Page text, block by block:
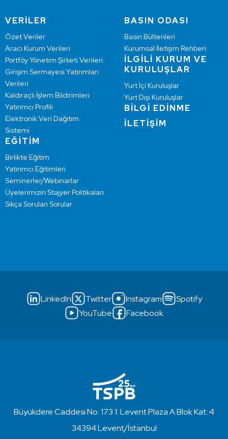
VERİLER
Özet Veriler
Aracı Kurum Verileri
Portföy Yönetim Şirketi Verileri
Girişim Sermayesi Yatırımları
Verileri
Kaldıraçlı İşlem Bildirimleri
Yatırımcı Profili
Elektronik Veri Dağıtım
Sistemi
EĞİTİM
Birlikte Eğitim
Yatırımcı Eğitimleri
Seminerler/Webinarlar
Üyelerimizin Stajyer Politikaları
Sıkça Sorulan Sorular
BASIN ODASI
Basın Bültenleri
Kurumsal İletişim Rehberi
İLGİLİ KURUM VE
KURULUŞLAR
Yurt İçi Kuruluşlar
Yurt Dışı Kuruluşlar
BİLGİ EDİNME
İLETİŞİM
LinkedIn Twitter Instagram
Spotify
YouTube
Facebook
Büyükdere Caddesi No: 173 1. Levent Plaza A Blok Kat: 4
34394 Levent/İstanbul